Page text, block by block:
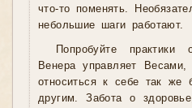
что-то поменять.
небольшие шаги работают.
Попробуйте практики
Венера управляет
относиться к себе так же
другим. Забота о